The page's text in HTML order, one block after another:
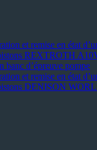
et remise en état
REXTROTH
banc d’épreuve pompe
et remise en état
DENISON